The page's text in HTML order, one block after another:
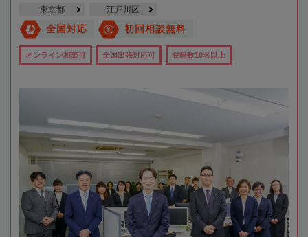
東京都 江戸川区
全国対応 初回相談無料
オンライン相談可 全国出張対応可 在籍数10名以上